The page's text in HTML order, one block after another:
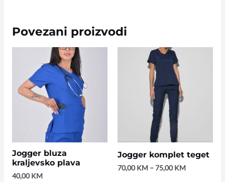
Povezani proizvodi
Jogger bluza
kraljevsko plava
40,00KM
Jogger komplet teget
70,00KM –75,00KM